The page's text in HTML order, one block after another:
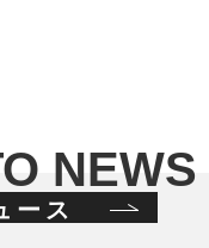
NEWS
ース